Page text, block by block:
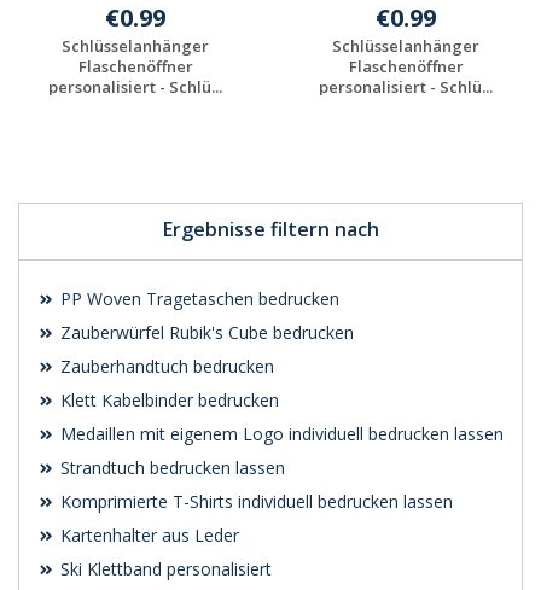
Ergebnisse filtern nach
PP Woven Tragetaschen bedrucken
Zauberwürfel Rubik's Cube bedrucken
Zauberhandtuch bedrucken
Klett Kabelbinder bedrucken
Medaillen mit eigenem Logo individuell bedrucken lassen
Strandtuch bedrucken lassen
Komprimierte T-Shirts individuell bedrucken lassen
Kartenhalter aus Leder
Ski Klettband personalisiert
€0.99
Schlüsselanhänger
Flaschenöffner
personalisiert - Schlü...
€0.99
Schlüsselanhänger
Flaschenöffner
personalisiert - Schlü...